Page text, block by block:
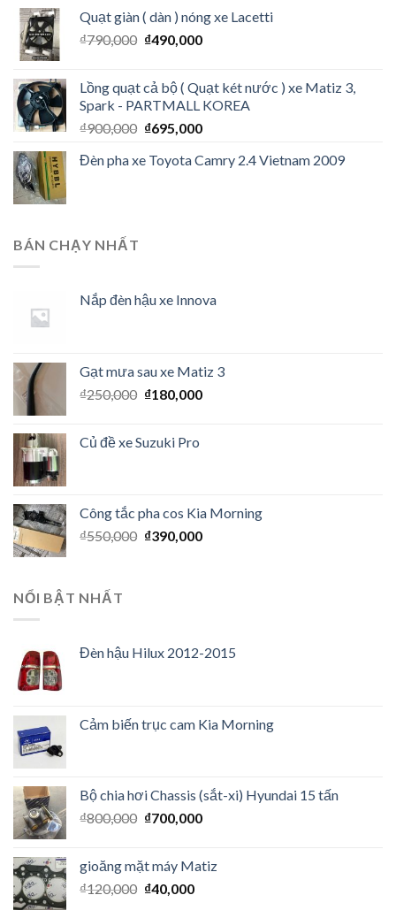
Quạt giàn ( dàn ) nóng xe Lacetti
₫790,000 ₫490,000
Lồng quạt cả bộ ( Quạt két nước ) xe Matiz 3,
Spark - PARTMALL KOREA
₫900,000 ₫695,000
Đèn pha xe Toyota Camry 2.4 Vietnam 2009
BÁN CHẠY NHẤT
Nắp đèn hậu xe Innova
Gạt mưa sau xe Matiz 3
₫250,000 ₫180,000
Củ đề xe Suzuki Pro
Công tắc pha cos Kia Morning
₫550,000 ₫390,000
NỔI BẬT NHẤT
Đèn hậu Hilux 2012-2015
Cảm biến trục cam Kia Morning
Bộ chia hơi Chassis (sắt-xi) Hyundai 15 tấn
₫800,000 ₫700,000
gioăng mặt máy Matiz
₫120,000 ₫40,000